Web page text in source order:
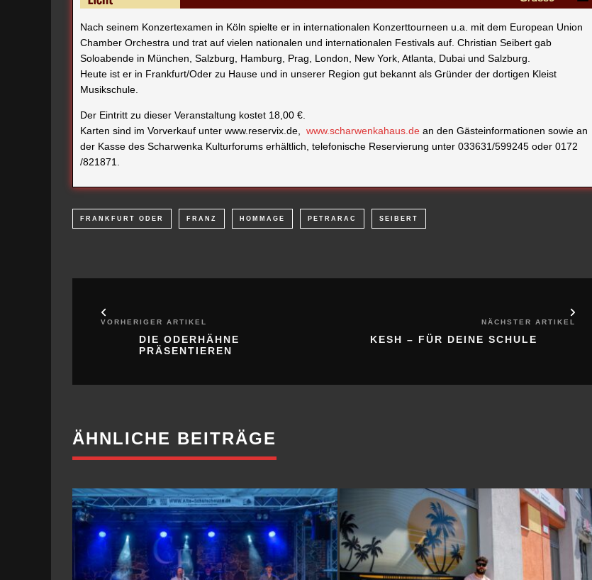
Heute ist er in Frankfurt/Oder zu Hause und in unserer Region gut bekannt als Gründer der dortigen Kleist
Musikschule.
Karten sind im Vorverkauf unter www.reservix.de,www.scharwenkahaus.de
an den Gästeinformationen sowie an
der Kasse des Scharwenka Kulturforums erhältlich, telefonische Reservierung unter 033631/599245 oder 0172